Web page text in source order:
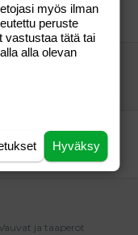
Vauvat ja taaperot
koko?
Vauvat ja taaperot
ja taaperot
myös ilman
peruste
vastustaa tätä tai
alla olevan
Hyväksy